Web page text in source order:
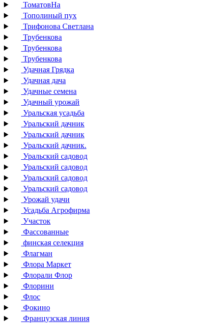
ТоматовНа
Тополиный пух
Трифонова Светлана
Трубенкова
Трубенкова
Трубенкова
Удачная Грядка
Удачная дача
Удачные семена
Удачный урожай
Уральская усадьба
Уральский дачник
Уральский дачник
Уральский дачник.
Уральский садовод
Уральский садовод
Уральский садовод
Уральский садовод
Урожай удачи
Усадьба Агрофирма
Участок
Фассованные
финская селекция
Флагман
Флора Маркет
Флорали Флор
Флорини
Флос
Фокино
Французская линия